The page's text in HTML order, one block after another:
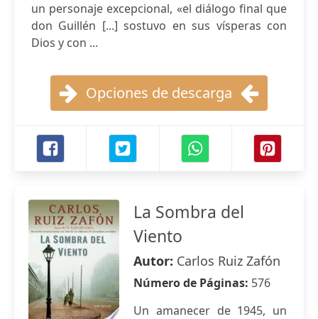
un personaje excepcional, «el diálogo final que
don Guillén [...] sostuvo en sus vísperas con
Dios y con ...
Opciones de descarga
La Sombra del
Viento
Autor: Carlos Ruiz Zafón
Número de Páginas: 576
Un amanecer de 1945, un